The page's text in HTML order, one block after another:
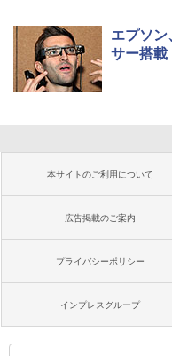
エプソン
サー搭載
本サイトのご利用について
広告掲載のご案内
プライバシーポリシー
インプレスグループ